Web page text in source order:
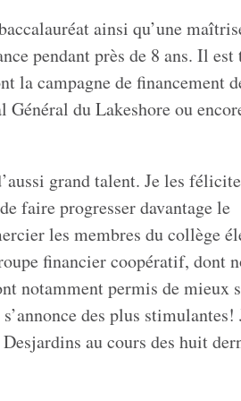
ainsi qu’une
pendant près de 8 ans. Il est
la campagne de financement
Général du Lakeshore ou
grand talent. Je les
faire progresser davantage le
les membres du collège
financier coopératif, dont
notamment permis de mieux
des plus stimulantes!
au cours des huit